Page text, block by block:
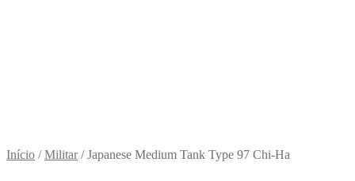
Início /Militar/Japanese Medium Tank Type 97 Chi-Ha